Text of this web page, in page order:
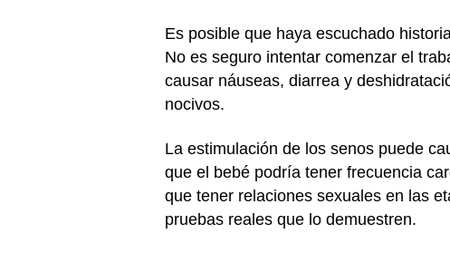
Es posible que haya escuchado
No es seguro intentar comenzar el
causar náuseas, diarrea y
nocivos.
La estimulación de los senos puede
que el bebé podría tener frecuencia
que tener relaciones sexuales en las
pruebas reales que lo demuestren.